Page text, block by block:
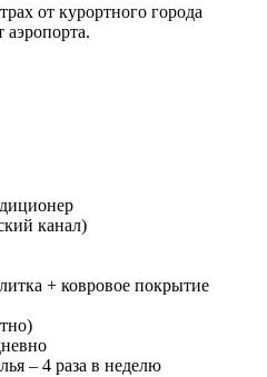
от курортного города
аэропорта.
канал)
+ ковровое покрытие
– 4 раза в неделю